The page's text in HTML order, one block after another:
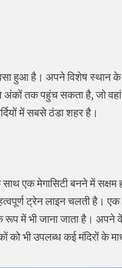
हुआ है। अपने विशेष स्थान के
अंकों तक पहुंच सकता है, जो
में सबसे ठंडा शहर है।
एक मेगासिटी बनने में सक्षम
ट्रेन लाइन चलती है। एक
में भी जाना जाता है। अपने
को भी उपलब्ध कई मंदिरों के